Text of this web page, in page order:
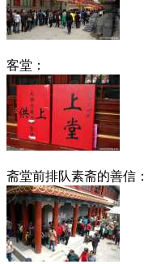
客堂：
斋堂前排队素斋的善信：